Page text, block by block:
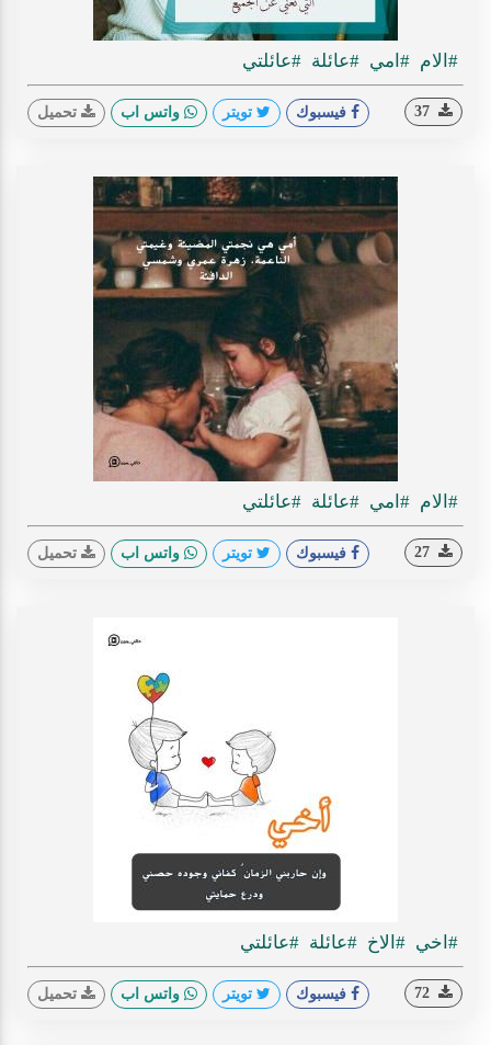
#الام #امي #عائلة #عائلتي
فيسبوك تويتر واتس اب تحميل
#الام #امي #عائلة #عائلتي
فيسبوك تويتر واتس اب تحميل
#اخي #الاخ #عائلة #عائلتي
فيسبوك تويتر واتس اب تحميل